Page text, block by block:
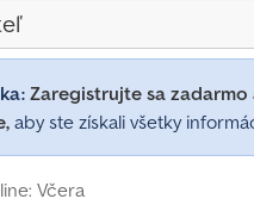
Zaregistrujte sa zadarmo
aby ste získali všetky
Včera